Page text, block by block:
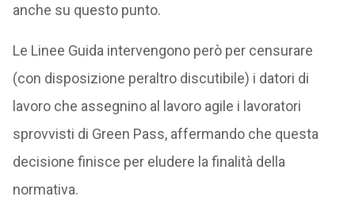
anche su questo punto.
Le Linee Guida intervengono però per censurare
(con disposizione peraltro discutibile) i datori di
lavoro che assegnino al lavoro agile i lavoratori
sprovvisti di Green Pass, affermando che questa
decisione finisce per eludere la finalità della
normativa.